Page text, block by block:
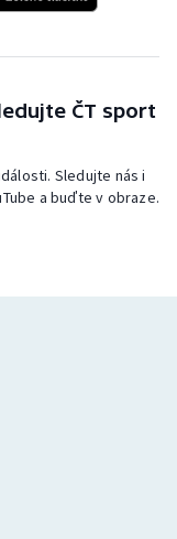
ČT sport
Sledujte nás i
a buďte v obraze.